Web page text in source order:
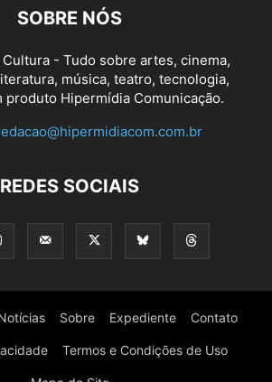
SOBRE NÓS
- Tudo sobre artes, cinema,
música, teatro, tecnologia,
produto Hipermídia Comunicação.
REDES SOCIAIS
Sobre Expediente Contato
Termos e Condições de Uso